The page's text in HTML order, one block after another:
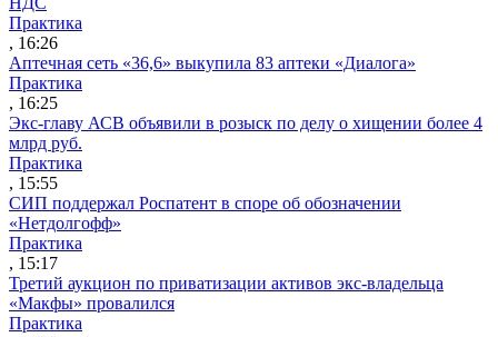
Практика
, 16:26
Аптечная сеть «36,6» выкупила 83 аптеки «Диалога»
Практика
, 16:25
Экс-главу АСВ объявили в розыск по делу о хищении более 4
млрд руб.
Практика
, 15:55
СИП поддержал Роспатент в споре об обозначении
«Нетдолгофф»
Практика
, 15:17
Третий аукцион по приватизации активов экс-владельца
«Макфы» провалился
Практика